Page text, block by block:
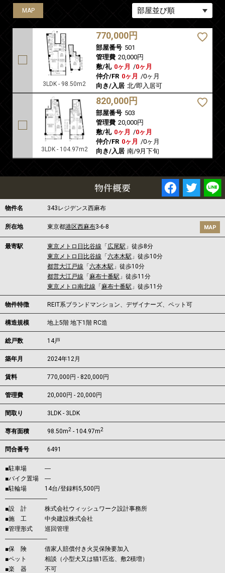
MAP
3LDK - 98.50m2
770,000円
部屋番号 501
管理費 20,000円
敷/礼 0ヶ月 /0ヶ月
仲介/FR 0ヶ月 /0ヶ月
向き/入居 北/即入居可
MAP
3LDK - 104.97m2
820,000円
部屋番号 503
管理費 20,000円
敷/礼 0ヶ月 /0ヶ月
仲介/FR 0ヶ月 /0ヶ月
向き/入居 南/9月下旬
物件概要
物件名 343レジデンス西麻布
所在地 東京都港区西麻布3-6-8 MAP
最寄駅 東京メトロ日比谷線 「 広尾駅 」徒歩8分
東京メトロ日比谷線 「 六本木駅 」徒歩10分
都営大江戸線 「 六本木駅 」徒歩10分
都営大江戸線 「 麻布十番駅 」徒歩11分
東京メトロ南北線 「 麻布十番駅 」徒歩11分
物件特徴 REIT系ブランドマンション、デザイナーズ、ペット可
構造規模 地上5階 地下1階 RC造
総戸数 14戸
築年月 2024年12月
賃料 770,000円 - 820,000円
管理費 20,000円 - 20,000円
間取り 3LDK - 3LDK
専有面積 98.50m2 - 104.97m2
問合番号 6491
■駐車場 ―
■バイク置場 ―
■駐輪場 14台/登録料5,500円
―――――――
■設 計 株式会社ウィッシュワーク設計事務所
■施 工 中央建設株式会社
■管理形式 巡回管理
―――――――
■保 険 借家人賠償付き火災保険要加入
■ペット 相談（小型犬又は猫1匹迄、敷2積増）
■楽 器 不可